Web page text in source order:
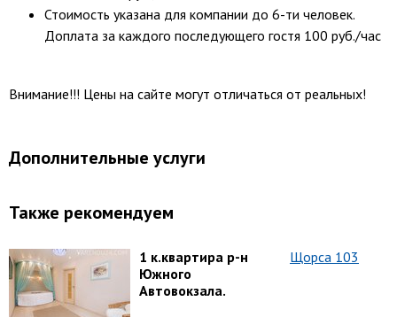
Стоимость указана для компании до 6-ти человек.
Доплата за каждого последующего гостя 100 руб./час
Внимание!!! Цены на сайте могут отличаться от реальных!
Дополнительные услуги
Также рекомендуем
1 к.квартира р-н
Южного
Автовокзала.
Щорса 103